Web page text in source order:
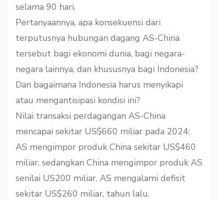
selama 90 hari.
Pertanyaannya, apa konsekuensi dari
terputusnya hubungan dagang AS-China
tersebut bagi ekonomi dunia, bagi negara-
negara lainnya, dan khususnya bagi Indonesia?
Dan bagaimana Indonesia harus menyikapi
atau mengantisipasi kondisi ini?
Nilai transaksi perdagangan AS-China
mencapai sekitar US$660 miliar pada 2024:
AS mengimpor produk China sekitar US$460
miliar, sedangkan China mengimpor produk AS
senilai US200 miliar. AS mengalami defisit
sekitar US$260 miliar, tahun lalu.